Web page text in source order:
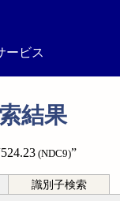
ービス
結果
(NDC9)”
識別子検索